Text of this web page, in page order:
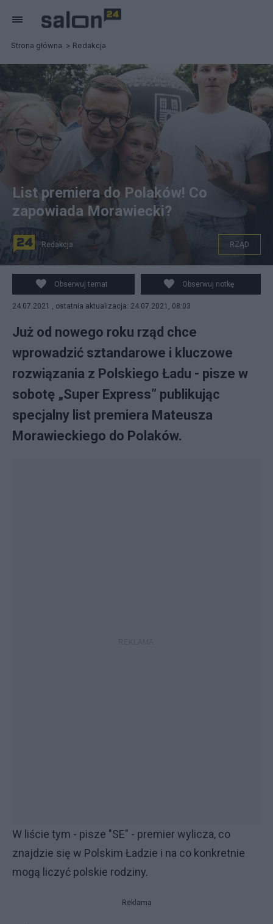
Strona główna Redakcja
Mateusz Morawiecki: Wyższe zarobki, bezpieczna
przyszłość polskich rodzin, godne emerytury i dobry
klimat dla rozwoju polskich firm. Fot. Flickr/premierrp
List premiera do Polaków! Co
zapowiada Morawiecki?
Redakcja RZĄD
Obserwuj temat Obserwuj notkę
24.07.2021 , ostatnia aktualizacja: 24.07.2021, 08:03
Już od nowego roku rząd chce
wprowadzić sztandarowe i kluczowe
rozwiązania z Polskiego Ładu - pisze w
sobotę „Super Express” publikując
specjalny list premiera Mateusza
Morawieckiego do Polaków.
W liście tym - pisze "SE" - premier wylicza, co
znajdzie się w Polskim Ładzie i na co konkretnie
mogą liczyć polskie rodziny.
Reklama